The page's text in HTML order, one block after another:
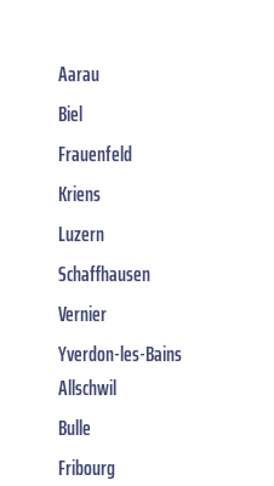
Aarau
Biel
Frauenfeld
Kriens
Luzern
Schaffhausen
Vernier
Yverdon-les-Bains
Allschwil
Bulle
Fribourg